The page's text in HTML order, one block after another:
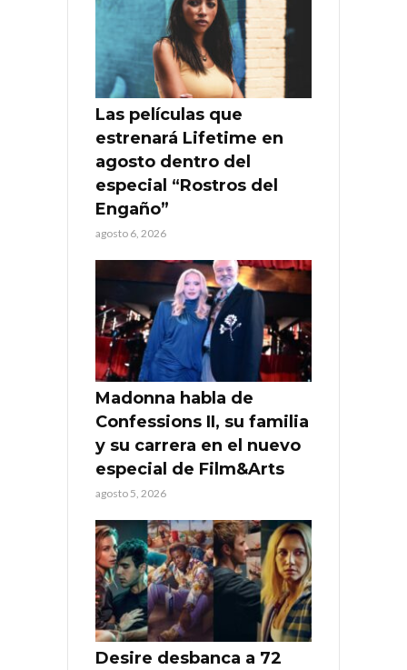
Las películas que
estrenará Lifetime en
agosto dentro del
especial “Rostros del
Engaño”
agosto 6, 2026
Madonna habla de
Confessions II, su familia
y su carrera en el nuevo
especial de Film&Arts
agosto 5, 2026
Desire desbanca a 72